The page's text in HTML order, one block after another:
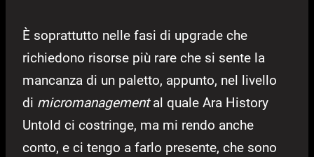
È soprattutto nelle fasi di upgrade che
richiedono risorse più rare che si sente la
mancanza di un paletto, appunto, nel livello
di micromanagemental quale Ara History
Untold ci costringe, ma mi rendo anche
conto, e ci tengo a farlo presente, che sono